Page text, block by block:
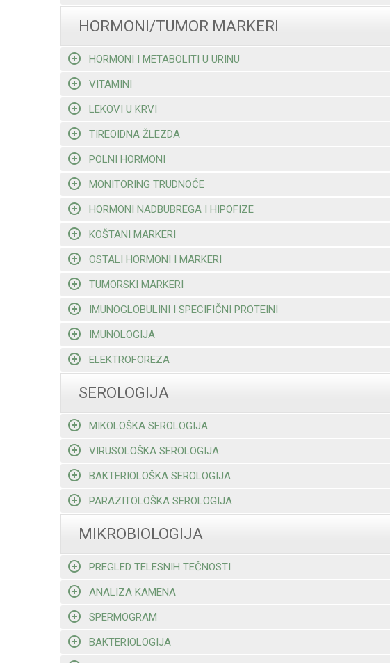
HORMONI/TUMOR MARKERI
HORMONI I METABOLITI U URINU
VITAMINI
LEKOVI U KRVI
TIREOIDNA ŽLEZDA
POLNI HORMONI
MONITORING TRUDNOĆE
HORMONI NADBUBREGA I HIPOFIZE
KOŠTANI MARKERI
OSTALI HORMONI I MARKERI
TUMORSKI MARKERI
IMUNOGLOBULINI I SPECIFIČNI PROTEINI
IMUNOLOGIJA
ELEKTROFOREZA
SEROLOGIJA
MIKOLOŠKA SEROLOGIJA
VIRUSOLOŠKA SEROLOGIJA
BAKTERIOLOŠKA SEROLOGIJA
PARAZITOLOŠKA SEROLOGIJA
MIKROBIOLOGIJA
PREGLED TELESNIH TEČNOSTI
ANALIZA KAMENA
SPERMOGRAM
BAKTERIOLOGIJA